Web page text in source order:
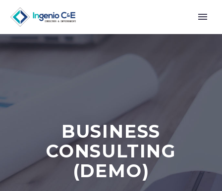
BUSINESS
CONSULTING
(DEMO)